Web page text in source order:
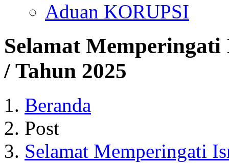
Aduan KORUPSI
Selamat
/ Tahun 2025
Beranda
Post
Selamat Memperingati